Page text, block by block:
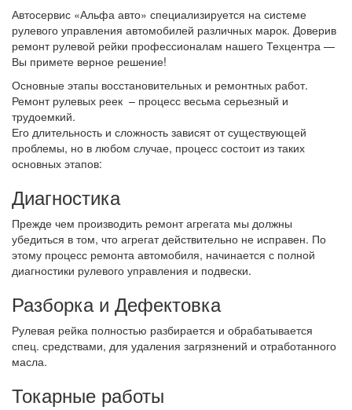
Автосервис «Альфа авто» специализируется на системе
рулевого управления автомобилей различных марок. Доверив
ремонт рулевой рейки профессионалам нашего Техцентра —
Вы примете верное решение!
Основные этапы восстановительных и ремонтных работ.
Ремонт рулевых реек – процесс весьма серьезный и
трудоемкий.
Его длительность и сложность зависят от существующей
проблемы, но в любом случае, процесс состоит из таких
основных этапов:
Диагностика
Прежде чем производить ремонт агрегата мы должны
убедиться в том, что агрегат действительно не исправен. По
этому процесс ремонта автомобиля, начинается с полной
диагностики рулевого управления и подвески.
Разборка и Дефектовка
Рулевая рейка полностью разбирается и обрабатывается
спец. средствами, для удаления загрязнений и отработанного
масла.
Токарные работы